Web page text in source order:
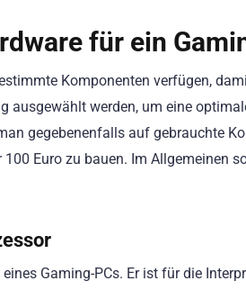
für ein
Komponenten verfügen,
ausgewählt werden, um eine
gegebenenfalls auf gebrauchte
Euro zu bauen. Im Allgemeinen
eines Gaming-PCs. Er ist für die